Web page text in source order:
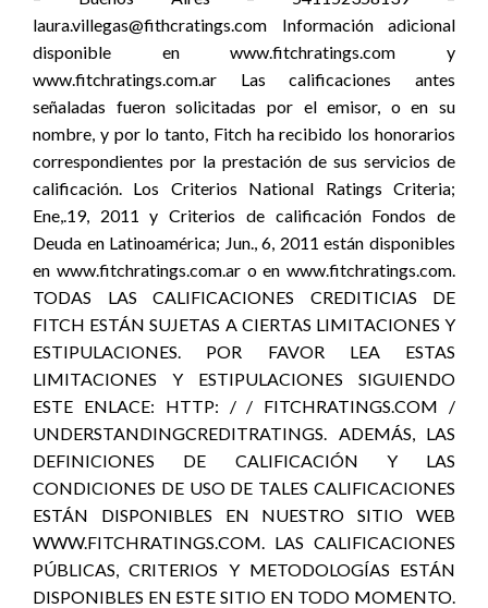
laura.villegas@fithcratings.com Información adicional
disponible en www.fitchratings.com y
www.fitchratings.com.ar Las calificaciones antes
señaladas fueron solicitadas por el emisor, o en su
nombre, y por lo tanto, Fitch ha recibido los honorarios
correspondientes por la prestación de sus servicios de
calificación. Los Criterios National Ratings Criteria;
Ene,.19, 2011 y Criterios de calificación Fondos de
Deuda en Latinoamérica; Jun., 6, 2011 están disponibles
en www.fitchratings.com.ar o en www.fitchratings.com.
TODAS LAS CALIFICACIONES CREDITICIAS DE
FITCH ESTÁN SUJETAS A CIERTAS LIMITACIONES Y
ESTIPULACIONES. POR FAVOR LEA ESTAS
LIMITACIONES Y ESTIPULACIONES SIGUIENDO
ESTE ENLACE: HTTP: / / FITCHRATINGS.COM /
UNDERSTANDINGCREDITRATINGS. ADEMÁS, LAS
DEFINICIONES DE CALIFICACIÓN Y LAS
CONDICIONES DE USO DE TALES CALIFICACIONES
ESTÁN DISPONIBLES EN NUESTRO SITIO WEB
WWW.FITCHRATINGS.COM. LAS CALIFICACIONES
PÚBLICAS, CRITERIOS Y METODOLOGÍAS ESTÁN
DISPONIBLES EN ESTE SITIO EN TODO MOMENTO.